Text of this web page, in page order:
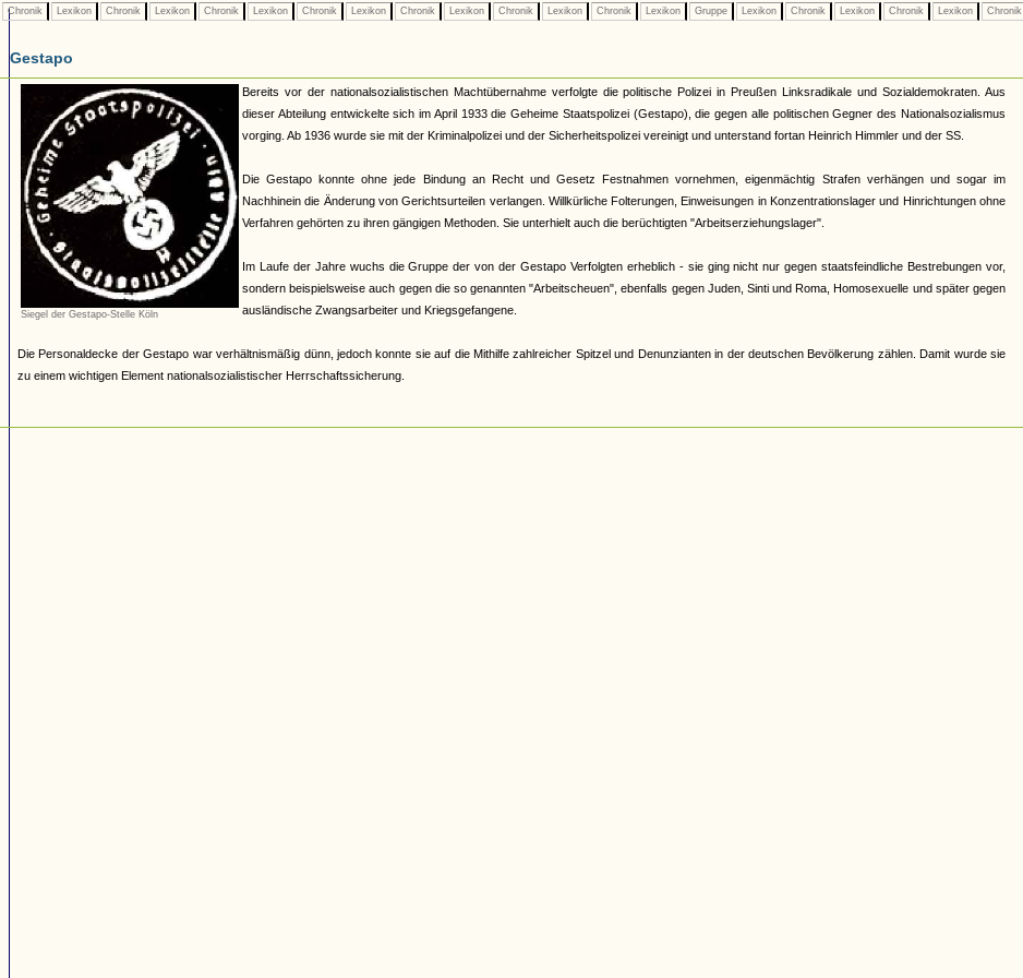
Chronik Lexikon Chronik Lexikon Chronik Lexikon Chronik Lexikon Chronik Lexikon Chronik Lexikon Chronik Lexikon Gruppe Lexikon Chronik Lexikon Chronik Lexikon Chronik
Gestapo
Siegel der Gestapo-Stelle Köln
Bereits vor der nationalsozialistischen Machtübernahme verfolgte die politische Polizei in Preußen Linksradikale und Sozialdemokraten. Aus
dieser Abteilung entwickelte sich im April 1933 die Geheime Staatspolizei (Gestapo), die gegen alle politischen Gegner des Nationalsozialismus
vorging. Ab 1936 wurde sie mit der Kriminalpolizei und der Sicherheitspolizei vereinigt und unterstand fortan Heinrich Himmler und der SS.
Die Gestapo konnte ohne jede Bindung an Recht und Gesetz Festnahmen vornehmen, eigenmächtig Strafen verhängen und sogar im
Nachhinein die Änderung von Gerichtsurteilen verlangen. Willkürliche Folterungen, Einweisungen in Konzentrationslager und Hinrichtungen ohne
Verfahren gehörten zu ihren gängigen Methoden. Sie unterhielt auch die berüchtigten "Arbeitserziehungslager".
Im Laufe der Jahre wuchs die Gruppe der von der Gestapo Verfolgten erheblich - sie ging nicht nur gegen staatsfeindliche Bestrebungen vor,
sondern beispielsweise auch gegen die so genannten "Arbeitscheuen", ebenfalls gegen Juden, Sinti und Roma, Homosexuelle und später gegen
ausländische Zwangsarbeiter und Kriegsgefangene.
Die Personaldecke der Gestapo war verhältnismäßig dünn, jedoch konnte sie auf die Mithilfe zahlreicher Spitzel und Denunzianten in der deutschen Bevölkerung zählen. Damit wurde sie
zu einem wichtigen Element nationalsozialistischer Herrschaftssicherung.